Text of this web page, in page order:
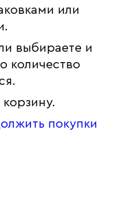
или
выбираете и
количество
покупки